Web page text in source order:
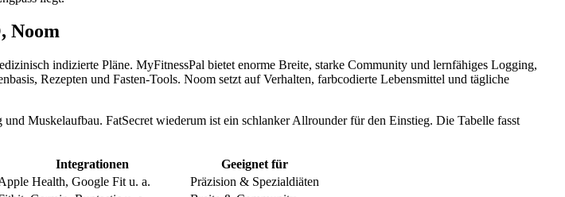
Noom
indizierte Pläne. MyFitnessPal bietet enorme Breite, starke Community und lernfähiges Logging,
Rezepten und Fasten-Tools. Noom setzt auf Verhalten, farbcodierte Lebensmittel und tägliche
Muskelaufbau. FatSecret wiederum ist ein schlanker Allrounder für den Einstieg. Die Tabelle fasst
Integrationen
Geeignet für
Health, Google Fit u. a.
Präzision & Spezialdiäten